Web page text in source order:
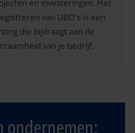
en investeringen. Het
van UBO's is een
die bijdraagt aan de
van je bedrijf.
ondernemen: